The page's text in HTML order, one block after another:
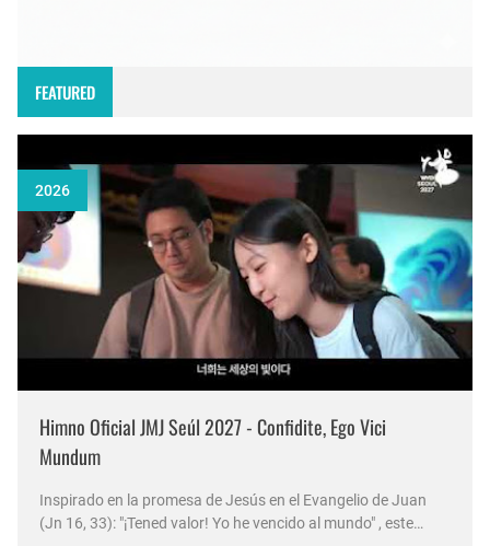
FEATURED
2026
Himno Oficial JMJ Seúl 2027 - Confidite, Ego Vici
Mundum
Inspirado en la promesa de Jesús en el Evangelio de Juan
(Jn 16, 33): "¡Tened valor! Yo he vencido al mundo" , este